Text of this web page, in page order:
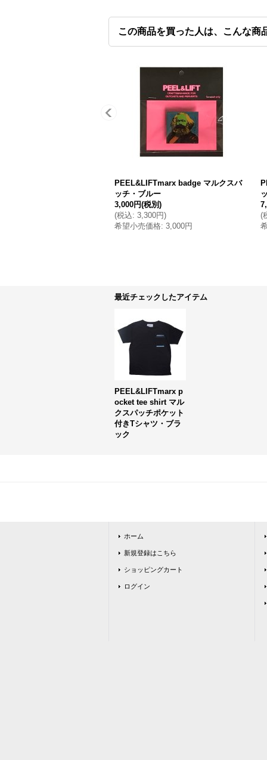
この商品を買った人は、こんな商
PEEL&LIFTmarx badge マルクスバ
ッチ・ブルー
3,000円(税別)
(税込: 3,300円)
希望小売価格: 3,000円
(
最近チェックしたアイテム
PEEL&LIFTmarx p
ocket tee shirt マル
クスパッチポケット
付きTシャツ・ブラ
ック
ホーム
新規登録はこちら
ショッピングカート
ログイン